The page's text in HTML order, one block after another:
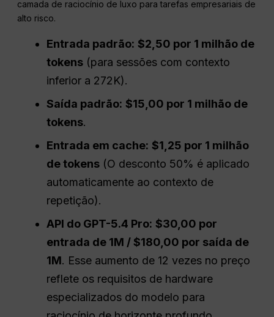
camada de raciocínio de luxo para tarefas empresariais de
alto risco.
Entrada padrão: $2,50 por 1 milhão de
tokens (para sessões com contexto
inferior a 272K).
Saída padrão: $15,00 por 1 milhão de
tokens.
Entrada em cache: $1,25 por 1 milhão
de tokens (O desconto 50% é aplicado
automaticamente ao contexto de
repetição).
API do GPT-5.4 Pro: $30,00 por
entrada de 1M / $180,00 por saída de
1M. Esse aumento de 12 vezes no preço
reflete os requisitos de hardware
especializados do modelo para